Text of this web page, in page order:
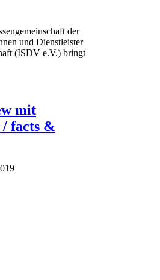
der
und Dienstleister
(ISDV e.V.) bringt
mit
facts &